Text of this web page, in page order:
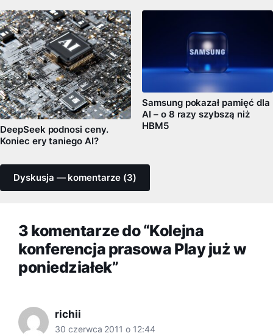
DeepSeek podnosi ceny.
Koniec ery taniego AI?
Samsung pokazał pamięć dla
AI – o 8 razy szybszą niż
HBM5
Dyskusja — komentarze (3)
3 komentarze do “Kolejna
konferencja prasowa Play już w
poniedziałek”
richii
30 czerwca 2011 o 12:44